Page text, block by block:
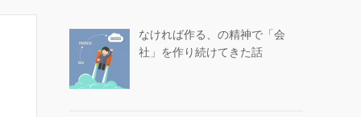
なければ作る、の精神で「会
社」を作り続けてきた話